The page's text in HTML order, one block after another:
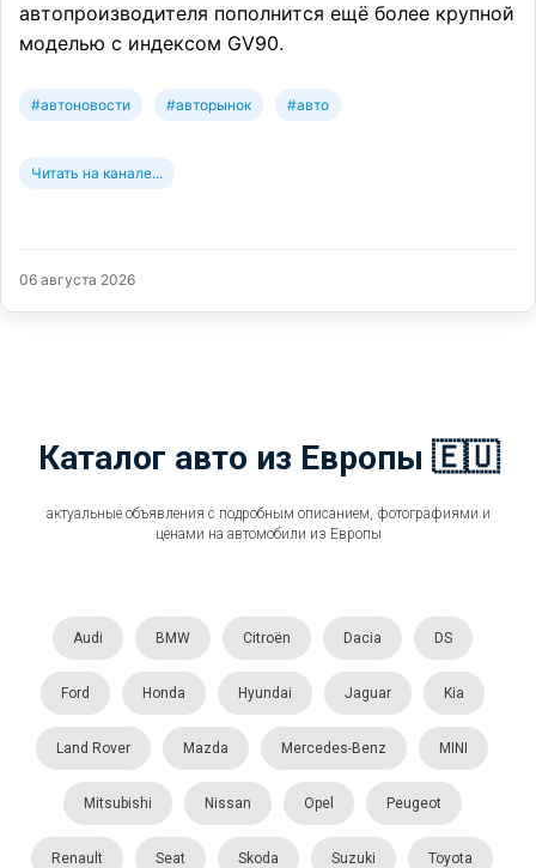
автопроизводителя пополнится ещё более крупной
моделью с индексом GV90.
#автоновости #авторынок #авто
Читать на канале...
06 августа 2026
Каталог авто из Европы 🇪🇺
актуальные объявления с подробным описанием, фотографиями и
ценами на автомобили из Европы
Audi BMW Citroën Dacia DS
Ford Honda Hyundai Jaguar Kia
Land Rover Mazda Mercedes-Benz MINI
Mitsubishi Nissan Opel Peugeot
Renault Seat Skoda Suzuki Toyota